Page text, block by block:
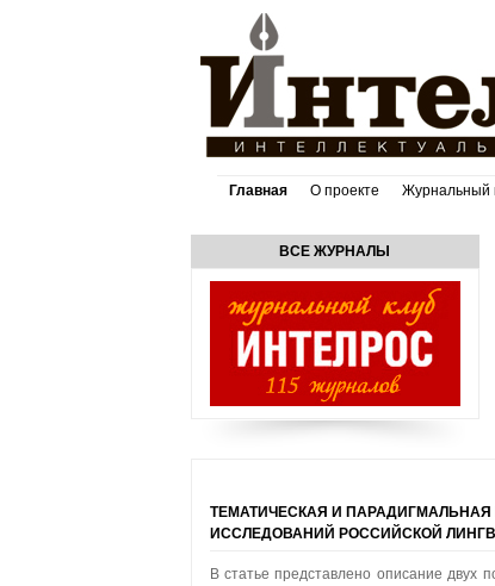
Главная О проекте Журнальный
ВСЕ ЖУРНАЛЫ
ТЕМАТИЧЕСКАЯ И
ИССЛЕДОВАНИЙ РОССИЙСКОЙ
В статье представлено описание двух